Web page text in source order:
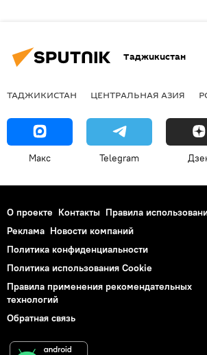
Таджикистан
ТАДЖИКИСТАН ЦЕНТРАЛЬНАЯ АЗИЯ
Макс Telegram
О проекте Контакты Правила
Реклама Новости компаний
Политика конфиденциальности
Политика использования Cookie
Правила применения рекомендательных
технологий
Обратная связь